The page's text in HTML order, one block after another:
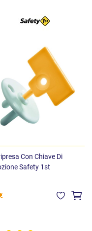
Con Chiave Di
Safety 1st